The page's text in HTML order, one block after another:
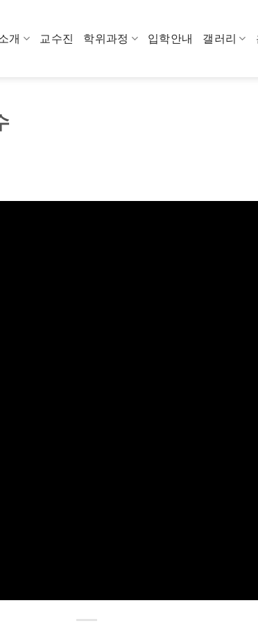
개 교수진 학위과정 입학안내 갤러리